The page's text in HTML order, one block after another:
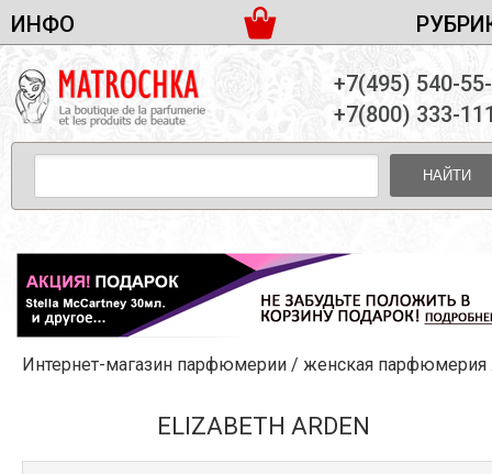
ИНФО
ДОСТАВКА И ОПЛАТА
ПАРТНЕРСТВО
КОНТАКТЫ
ЖЕНСКАЯ ПАРФЮМЕРИЯ
МУЖСКАЯ ПАРФЮМЕРИЯ
УНИСЕКС ПАРФЮМЕРИЯ
ЖЕНСКИЕ НАБОРЫ
МУЖСКИЕ НАБОРЫ
УНИСЕКС НАБОРЫ
УХОД ЗА ЛИЦОМ
УХОД ЗА ТЕЛОМ
ДЕКОРАТИВНАЯ КОСМЕТИКА
+7(495) 540-
+7(800) 333-
НАЙТИ
Интернет-магазин парфюмерии / женская парфюмерия
ELIZABETH ARDEN